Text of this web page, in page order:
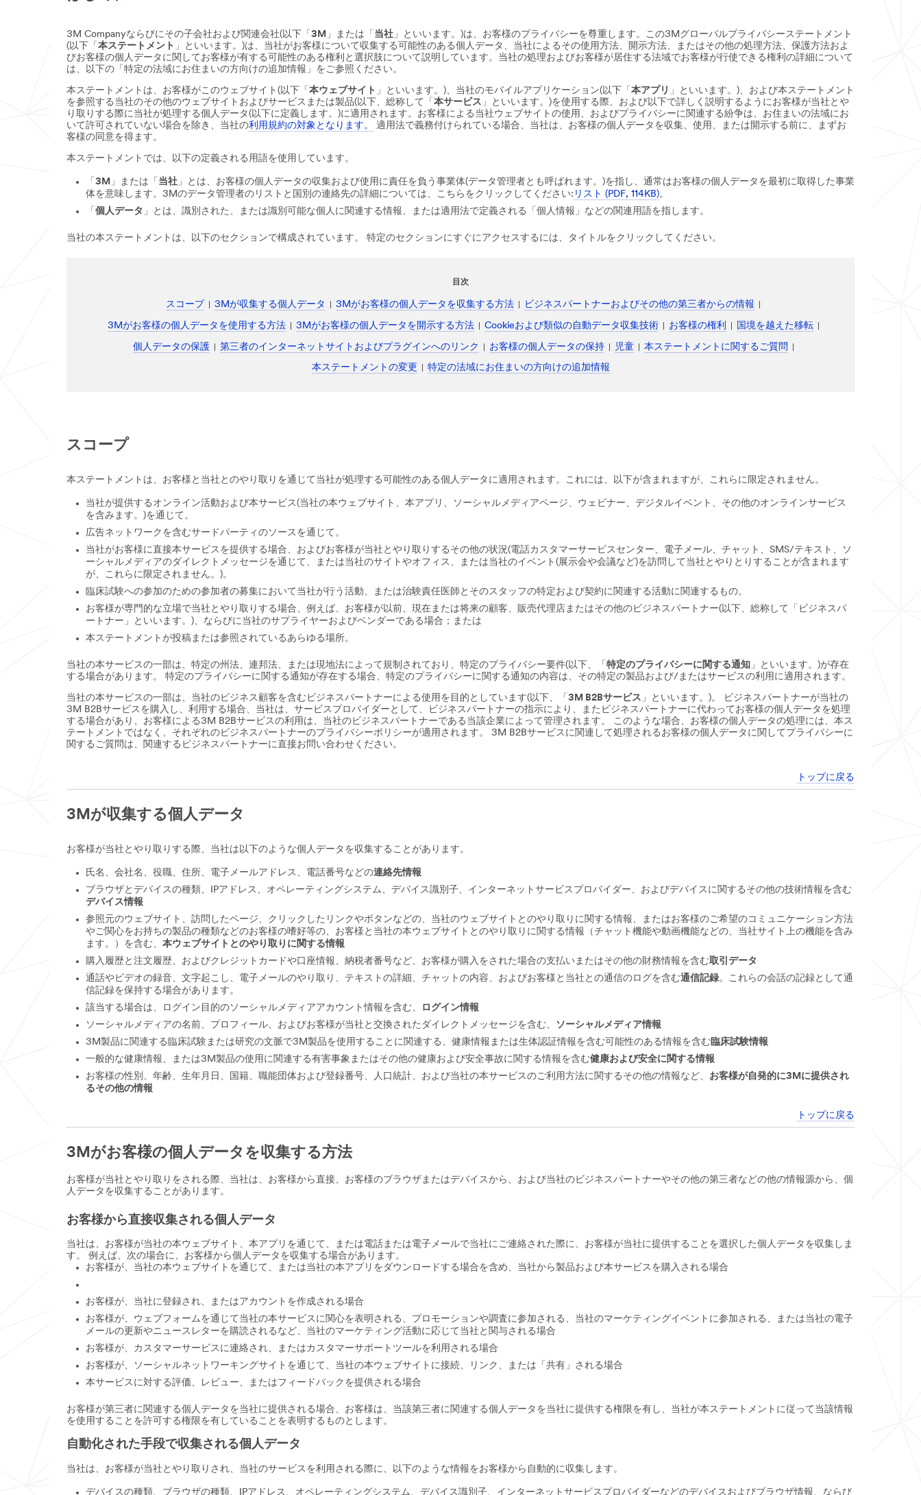
3M Companyならびにその子会社および関連会社(以下「 3M 」または「 当社 」といいます。)は、お客様のプライバシーを尊重します。この3Mグローバルプライバシーステートメント
(以下「 本ステートメント 」といいます。)は、当社がお客様について収集する可能性のある個人データ、当社によるその使用方法、開示方法、またはその他の処理方法、保護方法およ
びお客様の個人データに関してお客様が有する可能性のある権利と選択肢について説明しています。当社の処理およびお客様が居住する法域でお客様が行使できる権利の詳細について
は、以下の「特定の法域にお住まいの方向けの追加情報」をご参照ください。
本ステートメントは、お客様がこのウェブサイト(以下「 本ウェブサイト 」といいます。)、当社のモバイルアプリケーション(以下「 本アプリ 」といいます。)、および本ステートメント
を参照する当社のその他のウェブサイトおよびサービスまたは製品(以下、総称して「 本サービス 」といいます。)を使用する際、および以下で詳しく説明するようにお客様が当社とや
り取りする際に当社が処理する個人データ(以下に定義します。)に適用されます。お客様による当社ウェブサイトの使用、およびプライバシーに関連する紛争は、お住まいの法域にお
いて許可されていない場合を除き、当社の利用規約の対象となります。
適用法で義務付けられている場合、当社は、お客様の個人データを収集、使用、または開示する前に、まずお
客様の同意を得ます。
本ステートメントでは、以下の定義される用語を使用しています。
「 3M 」または「 当社 」とは、お客様の個人データの収集および使用に責任を負う事業体(データ管理者とも呼ばれます。)を指し、通常はお客様の個人データを最初に取得した事業
体を意味します。3Mのデータ管理者のリストと国別の連絡先の詳細については、こちらをクリックしてください: リスト (PDF, 114KB)。
「 個人データ 」とは、識別された、または識別可能な個人に関連する情報、または適用法で定義される「個人情報」などの関連用語を指します。
当社の本ステートメントは、以下のセクションで構成されています。 特定のセクションにすぐにアクセスするには、タイトルをクリックしてください。
目次
スコープ 3Mが収集する個人データ 3Mがお客様の個人データを収集する方法 ビジネスパートナーおよびその他の第三者からの情報
3Mがお客様の個人データを使用する方法 3Mがお客様の個人データを開示する方法 Cookieおよび類似の自動データ収集技術 お客様の権利 国境を越えた移転
個人データの保護 第三者のインターネットサイトおよびプラグインへのリンク お客様の個人データの保持 児童 本ステートメントに関するご質問
本ステートメントの変更 特定の法域にお住まいの方向けの追加情報
スコープ
本ステートメントは、お客様と当社とのやり取りを通じて当社が処理する可能性のある個人データに適用されます。これには、以下が含まれますが、これらに限定されません。
当社が提供するオンライン活動および本サービス(当社の本ウェブサイト、本アプリ、ソーシャルメディアページ、ウェビナー、デジタルイベント、その他のオンラインサービス
を含みます。)を通じて。
広告ネットワークを含むサードパーティのソースを通じて。
当社がお客様に直接本サービスを提供する場合、およびお客様が当社とやり取りするその他の状況(電話カスタマーサービスセンター、電子メール、チャット、SMS/テキスト、ソ
ーシャルメディアのダイレクトメッセージを通じて、または当社のサイトやオフィス、または当社のイベント(展示会や会議など)を訪問して当社とやりとりすることが含まれます
が、これらに限定されません。)。
臨床試験への参加のための参加者の募集において当社が行う活動、または治験責任医師とそのスタッフの特定および契約に関連する活動に関連するもの。
お客様が専門的な立場で当社とやり取りする場合、例えば、お客様が以前、現在または将来の顧客、販売代理店またはその他のビジネスパートナー(以下、総称して「ビジネスパ
ートナー」といいます。)、ならびに当社のサプライヤーおよびベンダーである場合；または
本ステートメントが投稿または参照されているあらゆる場所。
当社の本サービスの一部は、特定の州法、連邦法、または現地法によって規制されており、特定のプライバシー要件(以下、「 特定のプライバシーに関する通知 」といいます。)が存在
する場合があります。 特定のプライバシーに関する通知が存在する場合、特定のプライバシーに関する通知の内容は、その特定の製品および/またはサービスの利用に適用されます。
当社の本サービスの一部は、当社のビジネス顧客を含むビジネスパートナーによる使用を目的としています(以下、「 3M B2Bサービス」といいます。)。 ビジネスパートナーが当社の
3M B2Bサービスを購入し、利用する場合、当社は、サービスプロバイダーとして、ビジネスパートナーの指示により、またビジネスパートナーに代わってお客様の個人データを処理
する場合があり、お客様による3M B2Bサービスの利用は、当社のビジネスパートナーである当該企業によって管理されます。 このような場合、お客様の個人データの処理には、本ス
テートメントではなく、それぞれのビジネスパートナーのプライバシーポリシーが適用されます。 3M B2Bサービスに関連して処理されるお客様の個人データに関してプライバシーに
関するご質問は、関連するビジネスパートナーに直接お問い合わせください。
トップに戻る
3Mが収集する個人データ
お客様が当社とやり取りする際、当社は以下のような個人データを収集することがあります。
氏名、会社名、役職、住所、電子メールアドレス、電話番号などの連絡先情報
ブラウザとデバイスの種類、IPアドレス、オペレーティングシステム、デバイス識別子、インターネットサービスプロバイダー、およびデバイスに関するその他の技術情報を含む
デバイス情報
参照元のウェブサイト、訪問したページ、クリックしたリンクやボタンなどの、当社のウェブサイトとのやり取りに関する情報、またはお客様のご希望のコミュニケーション方法
やご関心をお持ちの製品の種類などのお客様の嗜好等の、お客様と当社の本ウェブサイトとのやり取りに関する情報（チャット機能や動画機能などの、当社サイト上の機能を含み
ます。）を含む、 本ウェブサイトとのやり取りに関する情報
購入履歴と注文履歴、およびクレジットカードや口座情報、納税者番号など、お客様が購入をされた場合の支払いまたはその他の財務情報を含む取引データ
通話やビデオの録音、文字起こし、電子メールのやり取り、テキストの詳細、チャットの内容、およびお客様と当社との通信のログを含む通信記録。これらの会話の記録として通
信記録を保持する場合があります。
該当する場合は、ログイン目的のソーシャルメディアアカウント情報を含む、
ログイン情報
ソーシャルメディアの名前、プロフィール、およびお客様が当社と交換されたダイレクトメッセージを含む、
ソーシャルメディア情報
3M製品に関連する臨床試験または研究の文脈で3M製品を使用することに関連する、健康情報または生体認証情報を含む可能性のある情報を含む 臨床試験情報
一般的な健康情報、または3M製品の使用に関連する有害事象またはその他の健康および安全事故に関する情報を含む健康および安全に関する情報
お客様の性別、年齢、生年月日、国籍、職能団体および登録番号、人口統計、および当社の本サービスのご利用方法に関するその他の情報など、 お客様が自発的に3Mに提供され
るその他の情報
トップに戻る
3Mがお客様の個人データを収集する方法
お客様が当社とやり取りをされる際、当社は、お客様から直接、お客様のブラウザまたはデバイスから、および当社のビジネスパートナーやその他の第三者などの他の情報源から、個
人データを収集することがあります。
お客様から直接収集される個人データ
当社は、お客様が当社の本ウェブサイト、本アプリを通じて、または電話または電子メールで当社にご連絡された際に、お客様が当社に提供することを選択した個人データを収集しま
す。 例えば、次の場合に、お客様から個人データを収集する場合があります。
お客様が、当社の本ウェブサイトを通じて、または当社の本アプリをダウンロードする場合を含め、当社から製品および本サービスを購入される場合
お客様が、当社に登録され、またはアカウントを作成される場合
お客様が、ウェブフォームを通じて当社の本サービスに関心を表明される、プロモーションや調査に参加される、当社のマーケティングイベントに参加される、または当社の電子
メールの更新やニュースレターを購読されるなど、当社のマーケティング活動に応じて当社と関与される場合
お客様が、カスタマーサービスに連絡され、またはカスタマーサポートツールを利用される場合
お客様が、ソーシャルネットワーキングサイトを通じて、当社の本ウェブサイトに接続、リンク、または「共有」される場合
本サービスに対する評価、レビュー、またはフィードバックを提供される場合
お客様が第三者に関連する個人データを当社に提供される場合、お客様は、当該第三者に関連する個人データを当社に提供する権限を有し、当社が本ステートメントに従って当該情報
を使用することを許可する権限を有していることを表明するものとします。
自動化された手段で収集される個人データ
当社は、お客様が当社とやり取りされ、当社のサービスを利用される際に、以下のような情報をお客様から自動的に収集します。
デバイスの種類、ブラウザの種類、IPアドレス、オペレーティングシステム、デバイス識別子、インターネットサービスプロバイダーなどのデバイスおよびブラウザ情報、ならび